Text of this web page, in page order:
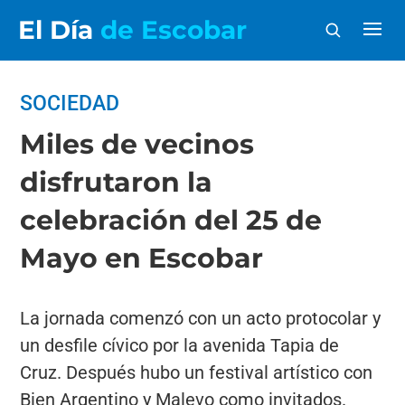
El Día de Escobar
SOCIEDAD
Miles de vecinos
disfrutaron la
celebración del 25 de
Mayo en Escobar
La jornada comenzó con un acto protocolar y
un desfile cívico por la avenida Tapia de
Cruz. Después hubo un festival artístico con
Bien Argentino y Malevo como invitados.